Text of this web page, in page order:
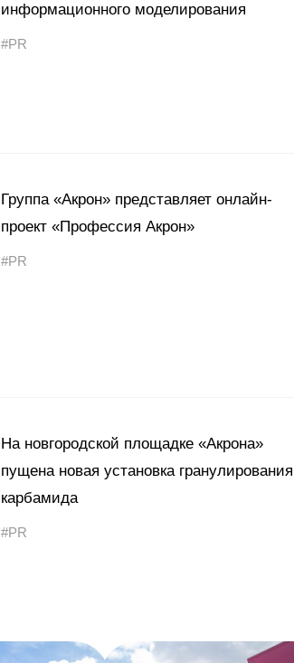
информационного моделирования
#PR
Группа «Акрон» представляет онлайн-
проект «Профессия Акрон»
#PR
На новгородской площадке «Акрона»
пущена новая установка гранулирования
карбамида
#PR